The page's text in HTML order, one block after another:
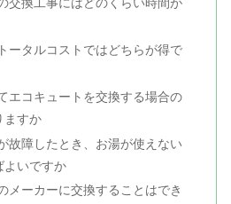
ータルコストではどちらが得で
エコキュートを交換する場合の
ますか
故障したとき、お湯が使えない
よいですか
メーカーに交換することはでき